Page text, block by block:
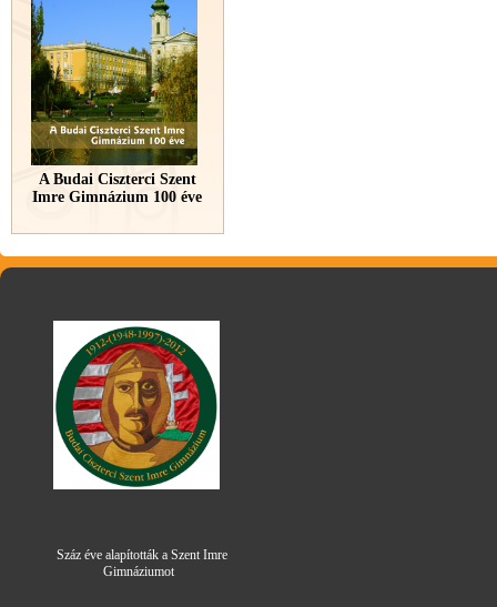
A Budai Ciszterci Szent
Imre Gimnázium 100 éve
Száz éve alapították a Szent Imre
Gimnáziumot